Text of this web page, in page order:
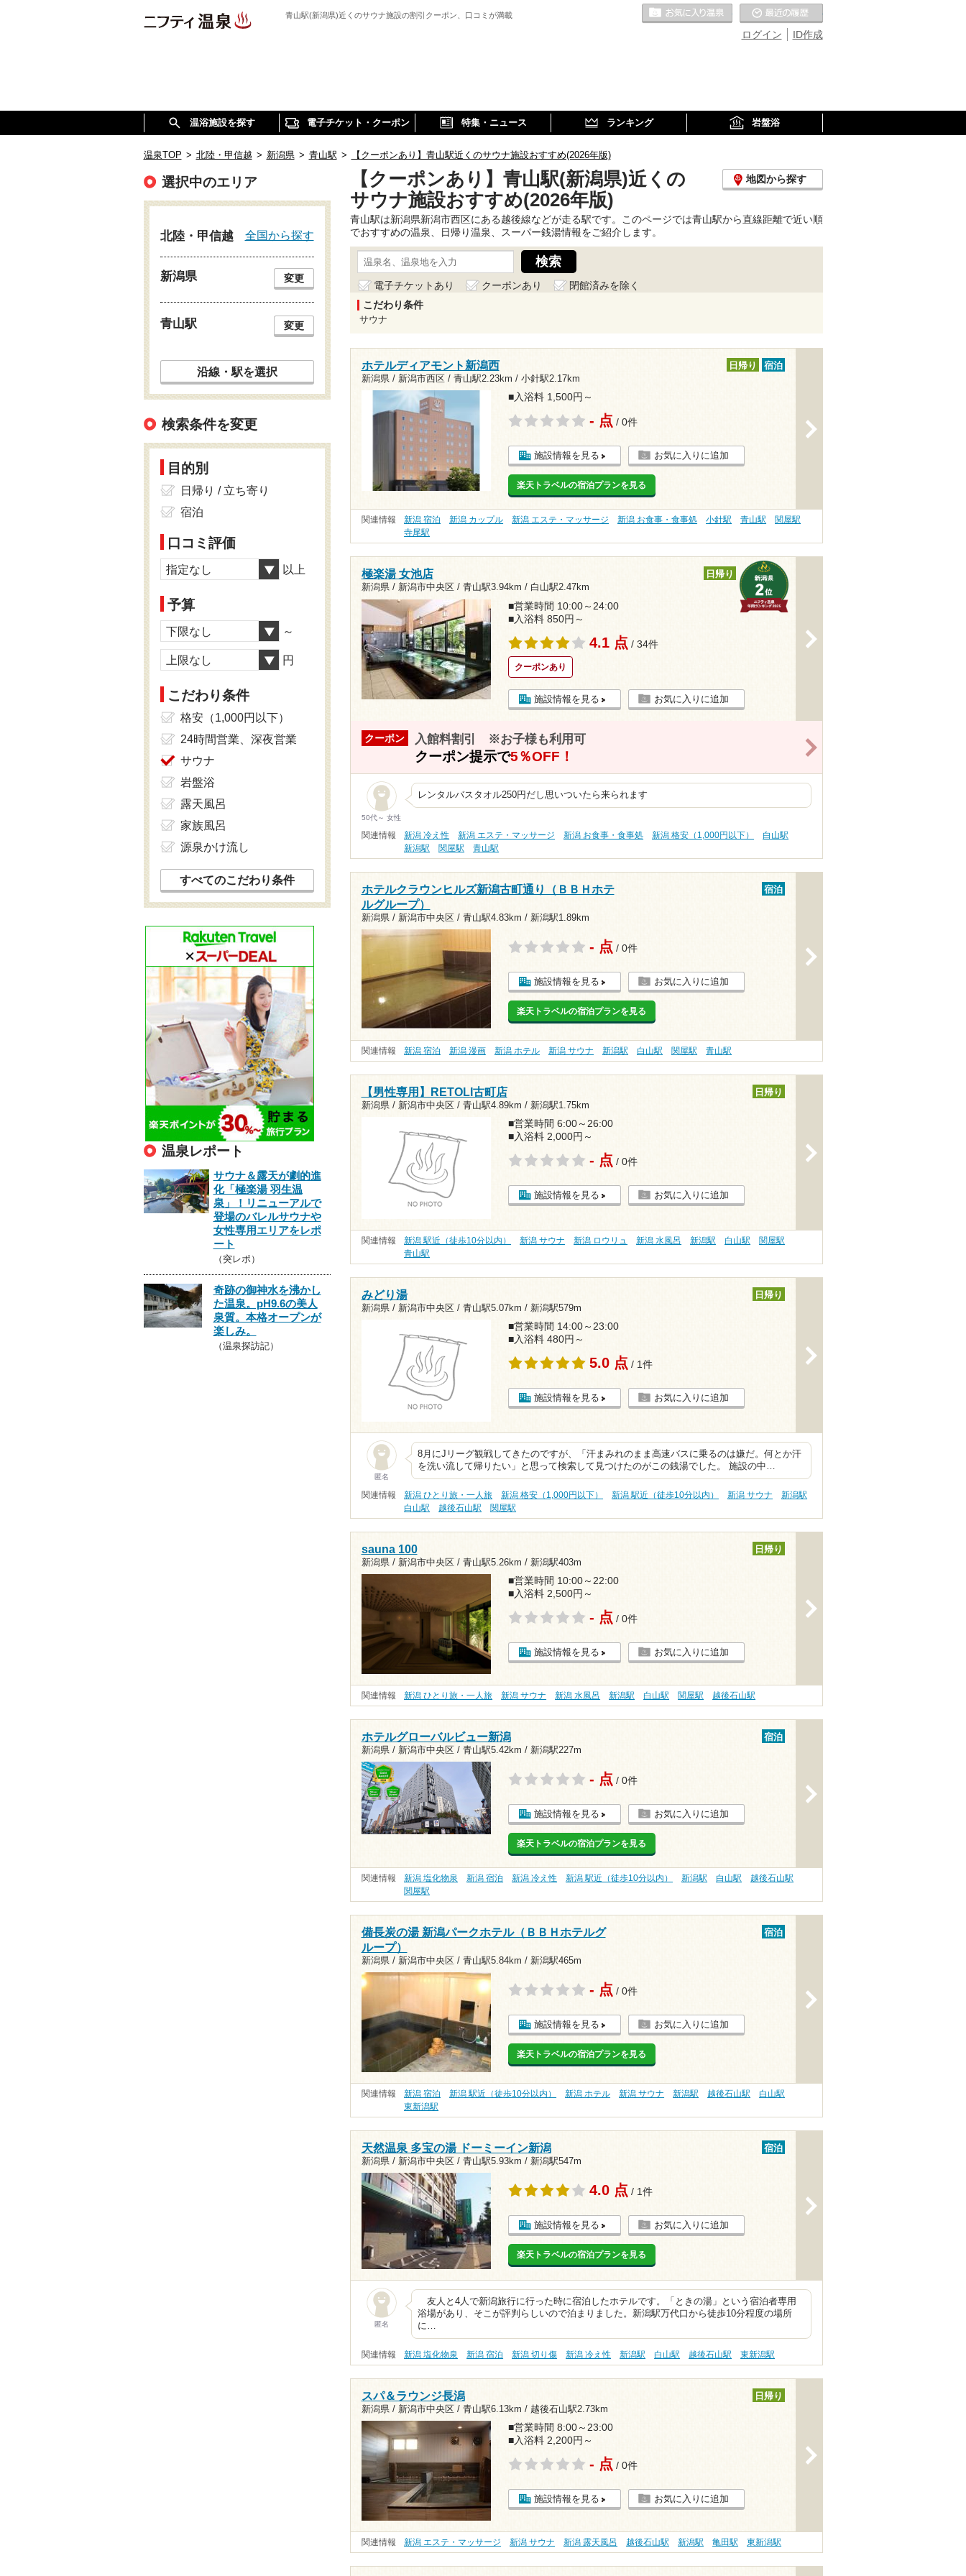
青山駅(新潟県)近くのサウナ施設の割引クーポン、口コミが満載
ID作成
ログイン
お気に入りの温泉
温浴施設を探す 電子チケット・クーポン 特集・ニュース ランキング 岩盤浴
温泉TOP > 北陸・甲信越 > 新潟県 > 青山駅 > 【クーポンあり】青山駅近くのサウナ施設おすすめ(2026年版)
【クーポンあり】青山駅(新潟県)近くの
サウナ施設おすすめ(2026年版)
地図から探す
青山駅は新潟県新潟市西区にある越後線などが走る駅です。このページでは青山駅から直線距離で近い順
でおすすめの温泉、日帰り温泉、スーパー銭湯情報をご紹介します。
電子チケットあり クーポンあり
閉館済みを除く
こだわり条件
サウナ
ホテルディアモント新潟西
新潟県 / 新潟市西区 / 青山駅2.23km / 小針駅2.17km
日帰り 宿泊
■入浴料 1,500円～
- 点 / 0件
施設情報を見る お気に入りに追加
楽天トラベルの宿泊プランを見る
関連情報 新潟 宿泊 新潟 カップル 新潟 エステ・マッサージ 新潟 お食事・食事処 小針駅 青山駅
関屋駅
寺尾駅
極楽湯 女池店
新潟県 / 新潟市中央区 / 青山駅3.94km / 白山駅2.47km
日帰り
■営業時間 10:00～24:00
■入浴料 850円～
4.1 点 / 34件
クーポンあり
施設情報を見る お気に入りに追加
クーポン 入館料割引 ※お子様も利用可
クーポン提示で5％OFF！
50代～ 女性
レンタルバスタオル250円だし思いついたら来られます
関連情報 新潟 冷え性 新潟 エステ・マッサージ 新潟 お食事・食事処 新潟 格安（1,000円以下）
白山駅
新潟駅
関屋駅 青山駅
ホテルクラウンヒルズ新潟古町通り（ＢＢＨホテ
ルグループ）
新潟県 / 新潟市中央区 / 青山駅4.83km / 新潟駅1.89km
宿泊
- 点 / 0件
施設情報を見る お気に入りに追加
楽天トラベルの宿泊プランを見る
関連情報 新潟 宿泊 新潟 漫画 新潟 ホテル 新潟 サウナ 新潟駅 白山駅 関屋駅 青山駅
【男性専用】RETOLI古町店
新潟県 / 新潟市中央区 / 青山駅4.89km / 新潟駅1.75km
日帰り
■営業時間 6:00～26:00
■入浴料 2,000円～
- 点 / 0件
施設情報を見る お気に入りに追加
関連情報 新潟 駅近（徒歩10分以内） 新潟 サウナ 新潟 ロウリュ 新潟 水風呂 新潟駅 白山駅
関屋駅
青山駅
みどり湯
新潟県 / 新潟市中央区 / 青山駅5.07km / 新潟駅579m
日帰り
■営業時間 14:00～23:00
■入浴料 480円～
5.0 点 / 1件
施設情報を見る お気に入りに追加
匿名
8月にJリーグ観戦してきたのですが、「汗まみれのまま高速バスに乗るのは嫌だ。何とか汗
を洗い流して帰りたい」と思って検索して見つけたのがこの銭湯でした。 施設の中…
関連情報 新潟 ひとり旅・一人旅 新潟 格安（1,000円以下） 新潟 駅近（徒歩10分以内） 新潟 サウナ
新潟駅
白山駅
越後石山駅 関屋駅
sauna 100
新潟県 / 新潟市中央区 / 青山駅5.26km / 新潟駅403m
日帰り
■営業時間 10:00～22:00
■入浴料 2,500円～
- 点 / 0件
施設情報を見る お気に入りに追加
関連情報 新潟 ひとり旅・一人旅 新潟 サウナ 新潟 水風呂 新潟駅 白山駅 関屋駅 越後石山駅
ホテルグローバルビュー新潟
新潟県 / 新潟市中央区 / 青山駅5.42km / 新潟駅227m
宿泊
- 点 / 0件
施設情報を見る お気に入りに追加
楽天トラベルの宿泊プランを見る
関連情報 新潟 塩化物泉 新潟 宿泊 新潟 冷え性 新潟 駅近（徒歩10分以内） 新潟駅 白山駅
越後石山駅
関屋駅
備長炭の湯 新潟パークホテル（ＢＢＨホテルグ
ループ）
新潟県 / 新潟市中央区 / 青山駅5.84km / 新潟駅465m
宿泊
- 点 / 0件
施設情報を見る お気に入りに追加
楽天トラベルの宿泊プランを見る
関連情報 新潟 宿泊 新潟 駅近（徒歩10分以内） 新潟 ホテル 新潟 サウナ 新潟駅 越後石山駅
白山駅
東新潟駅
天然温泉 多宝の湯 ドーミーイン新潟
新潟県 / 新潟市中央区 / 青山駅5.93km / 新潟駅547m
宿泊
4.0 点 / 1件
施設情報を見る お気に入りに追加
楽天トラベルの宿泊プランを見る
匿名
友人と4人で新潟旅行に行った時に宿泊したホテルです。「ときの湯」という宿泊者専用
浴場があり、そこが評判らしいので泊まりました。新潟駅万代口から徒歩10分程度の場所
に…
関連情報 新潟 塩化物泉 新潟 宿泊 新潟 切り傷 新潟 冷え性 新潟駅 白山駅 越後石山駅 東新潟駅
スパ＆ラウンジ長潟
新潟県 / 新潟市中央区 / 青山駅6.13km / 越後石山駅2.73km
日帰り
■営業時間 8:00～23:00
■入浴料 2,200円～
- 点 / 0件
施設情報を見る お気に入りに追加
関連情報 新潟 エステ・マッサージ 新潟 サウナ 新潟 露天風呂 越後石山駅 新潟駅 亀田駅 東新潟駅
選択中のエリア
北陸・甲信越 全国から探す
新潟県 変更
青山駅 変更
沿線・駅を選択
検索条件を変更
目的別
日帰り / 立ち寄り
宿泊
口コミ評価
指定なし 以上
予算
下限なし ～
上限なし 円
こだわり条件
格安（1,000円以下）
24時間営業、深夜営業
サウナ
岩盤浴
露天風呂
家族風呂
源泉かけ流し
すべてのこだわり条件
温泉レポート
サウナ＆露天が劇的進
化「極楽湯 羽生温
泉」！リニューアルで
登場のバレルサウナや
女性専用エリアをレポ
ート
（突レポ）
奇跡の御神水を沸かし
た温泉。pH9.6の美人
泉質。本格オープンが
楽しみ。
（温泉探訪記）